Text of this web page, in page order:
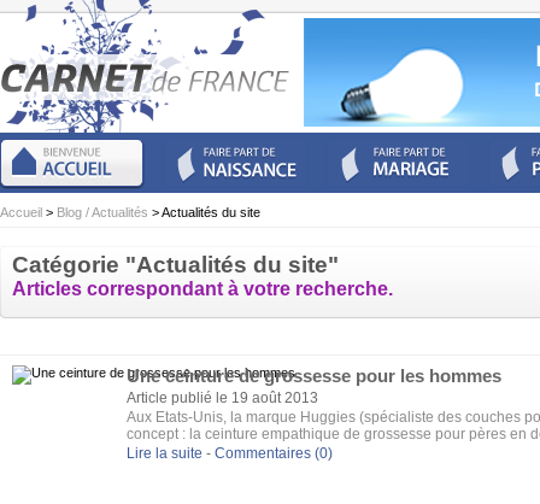
Accueil > Blog / Actualités > Actualités du site
Catégorie "Actualités du site"
Articles correspondant à votre recherche.
Une ceinture de grossesse pour les hommes
Article publié le 19 août 2013
Aux Etats-Unis, la marque Huggies (spécialiste des couches
concept : la ceinture empathique de grossesse pour pères en
technologique, les futurs papas peuvent désormais ressentir
Lire la suite - Commentaires (0)